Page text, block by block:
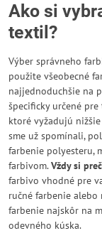
Ako si
textil?
Výber správneho
použite všeobecné
najjednoduchšie na
špecificky určené
ktoré vyžadujú
sme už spomínali,
farbenie polyesteru,
farbivom.Vždy si
farbivo vhodné pre
ručné farbenie
farbenie najskôr na
odevného kúska.